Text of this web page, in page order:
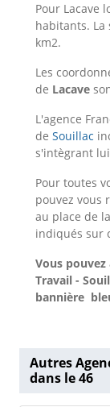
Pour Lacave
habitants. La
km2.
Les
de Lacave
L'agence
de Souillac
s'intègrant
Pour toutes
pouvez vous
au place de
indiqués sur
Vous pouvez
Travail -
bannière
Autres
dans le 46